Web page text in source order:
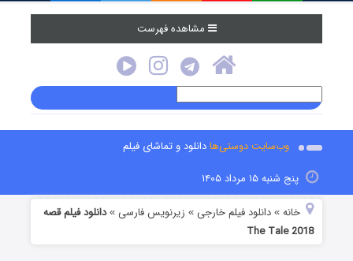
مشاهده فهرست
وب‌سایت دوستی‌هادانلود و تماشای فیلم
پنج شنبه ۱۵ مرداد ۱۴۰۵
خانه »دانلود فیلم خارجی » زیرنویس فارسی »دانلود فیلم قصه
The Tale 2018